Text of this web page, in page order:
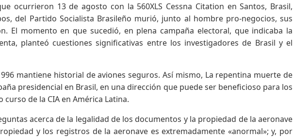
ocurrieron 13 de agosto con la 560XLS Cessna Citation en Santos, Brasil,
del Partido Socialista Brasileño murió, junto al hombre pro-negocios, sus
El momento en que sucedió, en plena campaña electoral, que indicaba la
planteó cuestiones significativas entre los investigadores de Brasil y el
mantiene historial de aviones seguros. Así mismo, La repentina muerte de
presidencial en Brasil, en una dirección que puede ser beneficioso para los
de la CIA en América Latina.
acerca de la legalidad de los documentos y la propiedad de la aeronave
y los registros de la aeronave es extremadamente «anormal»; y, por